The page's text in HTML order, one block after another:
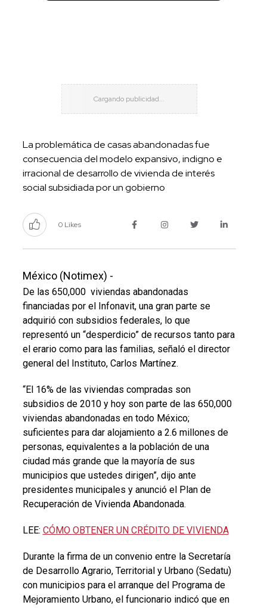
La problemática de casas abandonadas fue
consecuencia del modelo expansivo, indigno e
irracional de desarrollo de vivienda de interés
social subsidiada por un gobierno
0 Likes
México (Notimex) -
De las 650,000 viviendas abandonadas
financiadas por el Infonavit, una gran parte se
adquirió con subsidios federales, lo que
representó un “desperdicio” de recursos tanto para
el erario como para las familias, señaló el director
general del Instituto, Carlos Martínez.
“El 16% de las viviendas compradas son
subsidios de 2010 y hoy son parte de las 650,000
viviendas abandonadas en todo México;
suficientes para dar alojamiento a 2.6 millones de
personas, equivalentes a la población de una
ciudad más grande que la mayoría de sus
municipios que ustedes dirigen”, dijo ante
presidentes municipales y anunció el Plan de
Recuperación de Vivienda Abandonada.
LEE: CÓMO OBTENER UN CRÉDITO DE VIVIENDA
Durante la firma de un convenio entre la Secretaría
de Desarrollo Agrario, Territorial y Urbano (Sedatu)
con municipios para el arranque del Programa de
Mejoramiento Urbano, el funcionario indicó que en